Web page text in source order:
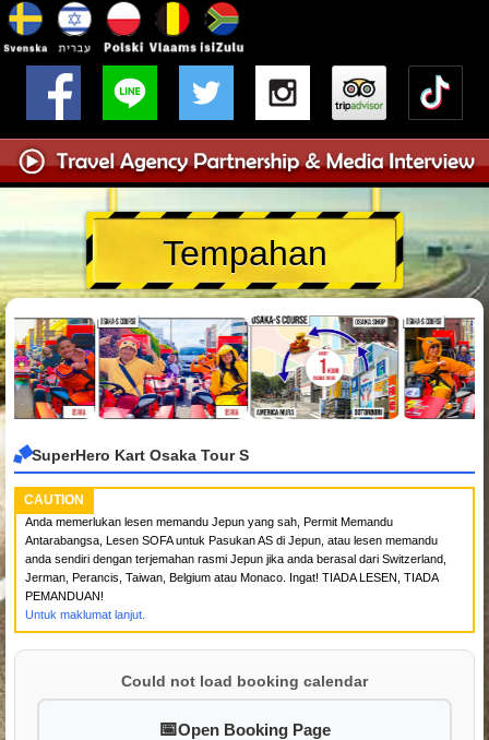
Tempahan
SuperHero Kart Osaka Tour S
CAUTION
Anda memerlukan lesen memandu Jepun yang sah, Permit Memandu
Antarabangsa, Lesen SOFA untuk Pasukan AS di Jepun, atau lesen memandu
anda sendiri dengan terjemahan rasmi Jepun jika anda berasal dari Switzerland,
Jerman, Perancis, Taiwan, Belgium atau Monaco. Ingat! TIADA LESEN, TIADA
PEMANDUAN!
Untuk maklumat lanjut.
Could not load booking calendar
Open Booking Page